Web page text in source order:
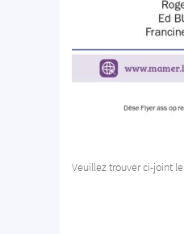
Veuillez trouver ci-joint